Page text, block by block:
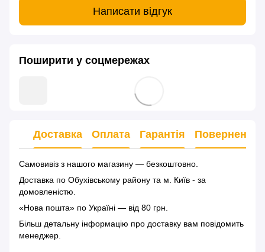
Написати відгук
Поширити у соцмережах
Доставка Оплата Гарантія Повернення
Самовивіз з нашого магазину — безкоштовно.
Доставка по Обухівському району та м. Київ - за
домовленістю.
«Нова пошта» по Україні — від 80 грн.
Більш детальну інформацію про доставку вам повідомить
менеджер.